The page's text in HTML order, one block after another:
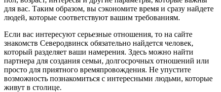
для вас. Таким образом, вы сэкономите время и сразу найдете
людей, которые соответствуют вашим требованиям.
Если вас интересуют серьезные отношения, то на сайте
знакомств Северодвинск обязательно найдется человек,
который разделяет ваши намерения. Здесь можно найти
партнера для создания семьи, долгосрочных отношений или
просто для приятного времяпровождения. Не упустите
возможность познакомиться с интересными людьми, которые
живут в столице.